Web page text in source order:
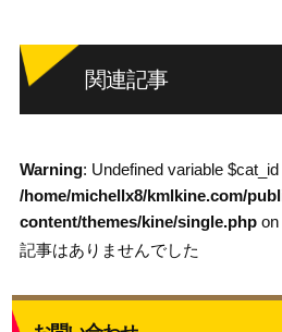
関連記事
Warning: Undefined variable $cat_id
/home/michellx8/kmlkine.com/
content/themes/kine/single.phpon
記事はありませんでした